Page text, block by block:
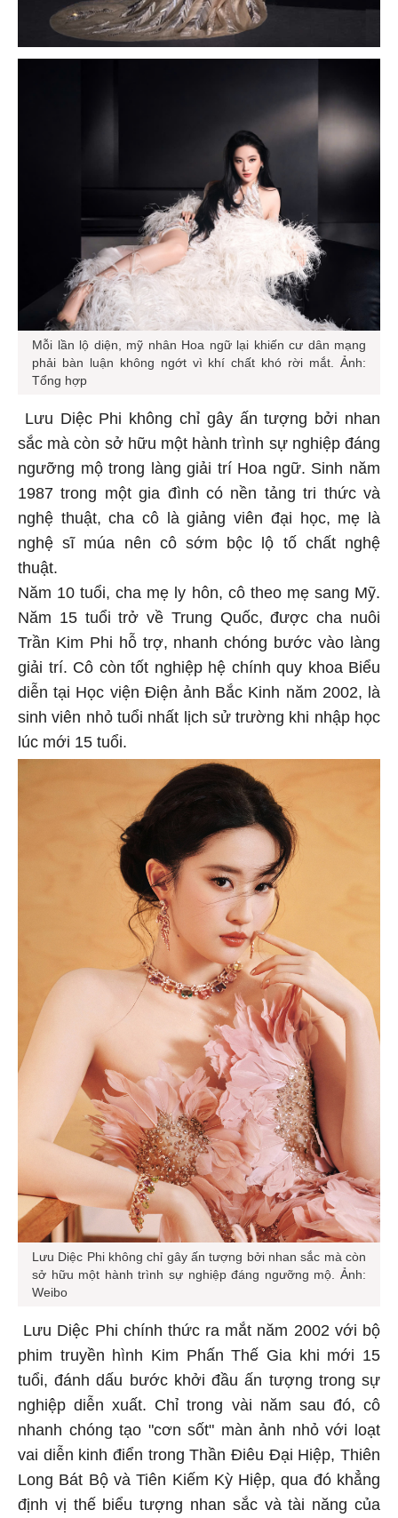
Mỗi lần lộ diện, mỹ nhân Hoa ngữ lại khiến cư dân mạng
phải bàn luận không ngớt vì khí chất khó rời mắt. Ảnh:
Tổng hợp
Lưu Diệc Phi không chỉ gây ấn tượng bởi nhan
sắc mà còn sở hữu một hành trình sự nghiệp đáng
ngưỡng mộ trong làng giải trí Hoa ngữ. Sinh năm
1987 trong một gia đình có nền tảng tri thức và
nghệ thuật, cha cô là giảng viên đại học, mẹ là
nghệ sĩ múa nên cô sớm bộc lộ tố chất nghệ
thuật.
Năm 10 tuổi, cha mẹ ly hôn, cô theo mẹ sang Mỹ.
Năm 15 tuổi trở về Trung Quốc, được cha nuôi
Trần Kim Phi hỗ trợ, nhanh chóng bước vào làng
giải trí. Cô còn tốt nghiệp hệ chính quy khoa Biểu
diễn tại Học viện Điện ảnh Bắc Kinh năm 2002, là
sinh viên nhỏ tuổi nhất lịch sử trường khi nhập học
lúc mới 15 tuổi.
Lưu Diệc Phi không chỉ gây ấn tượng bởi nhan sắc mà còn
sở hữu một hành trình sự nghiệp đáng ngưỡng mộ. Ảnh:
Weibo
Lưu Diệc Phi chính thức ra mắt năm 2002 với bộ
phim truyền hình Kim Phấn Thế Gia khi mới 15
tuổi, đánh dấu bước khởi đầu ấn tượng trong sự
nghiệp diễn xuất. Chỉ trong vài năm sau đó, cô
nhanh chóng tạo "cơn sốt" màn ảnh nhỏ với loạt
vai diễn kinh điển trong Thần Điêu Đại Hiệp, Thiên
Long Bát Bộ và Tiên Kiếm Kỳ Hiệp, qua đó khẳng
định vị thế biểu tượng nhan sắc và tài năng của